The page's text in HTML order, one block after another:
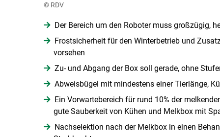
© RDV
Der Bereich um den Roboter muss großzügig,
Frostsicherheit für den Winterbetrieb und
vorsehen
Zu- und Abgang der Box soll gerade, ohne
Abweisbügel mit mindestens einer Tierlänge,
Ein Vorwartebereich für rund 10% der
gute Sauberkeit von Kühen und Melkbox mit
Nachselektion nach der Melkbox in einen